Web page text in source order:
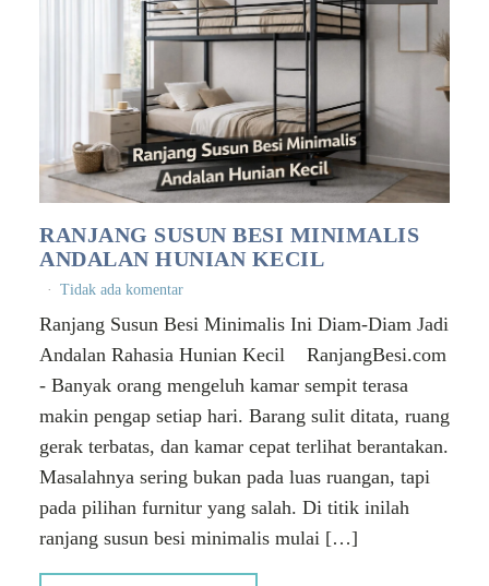
RANJANG SUSUN BESI MINIMALIS
ANDALAN HUNIAN KECIL
Tidak ada komentar
Ranjang Susun Besi Minimalis Ini Diam-Diam Jadi
Andalan Rahasia Hunian Kecil RanjangBesi.com
- Banyak orang mengeluh kamar sempit terasa
makin pengap setiap hari. Barang sulit ditata, ruang
gerak terbatas, dan kamar cepat terlihat berantakan.
Masalahnya sering bukan pada luas ruangan, tapi
pada pilihan furnitur yang salah. Di titik inilah
ranjang susun besi minimalis mulai […]